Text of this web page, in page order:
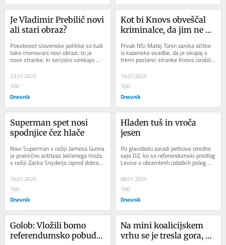
Je Vladimir Prebilič novi
ali stari obraz?
Posebnost slovenske politike so tudi
tako imenovani novi obrazi, to je
nove stranke, ki serijsko vznikajo
pred volitvami, na katerih dosežejo
izjemen...
23.07.2025
100
Dnevnik
Kot bi Knovs obveščal
kriminalce, da jim ne
Prvak NSi Matej Tonin zanika očitke
iz kazenske ovadbe, da je skupaj s
tremi poslanci stranke Knovs izrabil
za pridobitev informacij, ali policija...
19.07.2025
100
Dnevnik
Superman spet nosi
spodnjice čez hlače
Novi Superman v režiji Jamesa Gunna
je praktično antiteza Jeklenega moža
v režiji Zacka Snyderja izpred dobrega
desetletja. Če je bil predhodnik...
16.07.2025
100
Dnevnik
Hladen tuš in vroča
jesen
Po glavobolu zaradi petkove izredne
seje DZ, ko so referendumski predlog
Levice o obrambnih izdatkih poleg
koalicijske SD podprli še v SDS in
NSi ter...
08.07.2025
100
Dnevnik
Golob: Vložili bomo
referendumsko pobudo
Na mini koalicijskem
vrhu se je tresla gora, a